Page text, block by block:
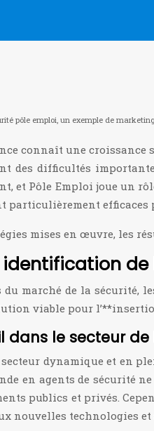
pôle emploi, un exemple de
connaît une
des difficultés
et Pôle Emploi joue un
particulièrement efficaces
mises en œuvre, les
de
marché de la sécurité,
viable pour
le secteur de
dynamique et en
en agents de sécurité
publics et privés.
nouvelles technologies